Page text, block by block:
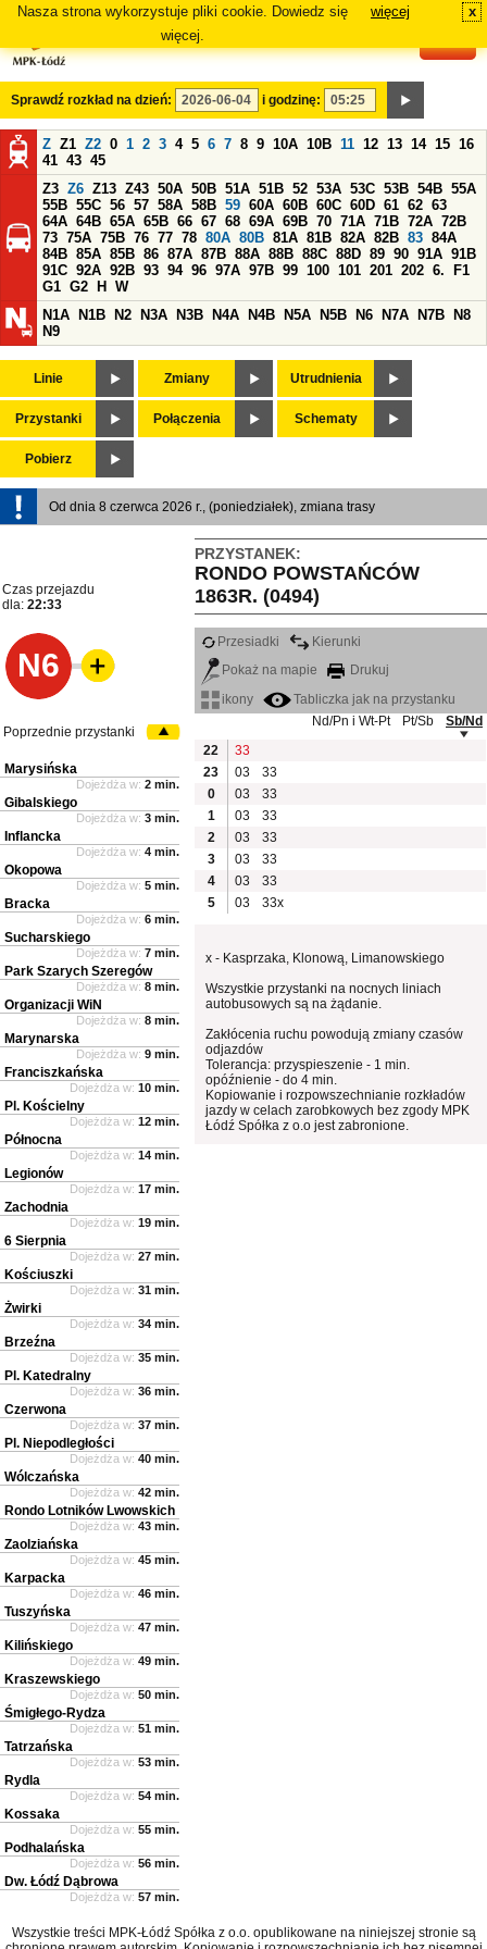
Nasza strona wykorzystuje pliki cookie. Dowiedz się
więcej.
więcej x
Sprawdź rozkład na dzień: i godzinę:
Z Z1 Z2 0 1 2 3 4 5 6 7 8 9 10A 10B 11 12 13 14 15 16
41 43 45
Z3 Z6 Z13 Z43 50A 50B 51A 51B 52 53A 53C 53B 54B 55A
55B 55C 56 57 58A 58B 59 60A 60B 60C 60D 61 62 63
64A 64B 65A 65B 66 67 68 69A 69B 70 71A 71B 72A 72B
73 75A 75B 76 77 78 80A 80B 81A 81B 82A 82B 83 84A
84B 85A 85B 86 87A 87B 88A 88B 88C 88D 89 90 91A 91B
91C 92A 92B 93 94 96 97A 97B 99 100 101 201 202 6.
F1
G1 G2 H
W
N1A
N1B N2 N3A N3B N4A N4B N5A N5B N6 N7A N7B
N8
N9
Linie Zmiany Utrudnienia
Przystanki Połączenia Schematy
Pobierz
Od dnia 8 czerwca 2026 r., (poniedziałek), zmiana trasy
PRZYSTANEK:
RONDO POWSTAŃCÓW
1863R. (0494)
Czas przejazdu
dla: 22:33
N6
Przesiadki
Kierunki
Pokaż na mapie
Drukuj
ikony
Tabliczka jak na przystanku
Nd/Pn i Wt-Pt
Pt/Sb
Sb/Nd
22
33
23
03
33
0
03
33
1
03
33
2
03
33
3
03
33
4
03
33
5
03 33x
x - Kasprzaka, Klonową, Limanowskiego
Wszystkie przystanki na nocnych liniach
autobusowych są na żądanie.
Zakłócenia ruchu powodują zmiany czasów
odjazdów
Tolerancja: przyspieszenie - 1 min.
opóźnienie - do 4 min.
Kopiowanie i rozpowszechnianie rozkładów
jazdy w celach zarobkowych bez zgody MPK
Łódź Spółka z o.o jest zabronione.
Poprzednie przystanki
Marysińska
Dojeżdża w: 2 min.
Gibalskiego
Dojeżdża w: 3 min.
Inflancka
Dojeżdża w: 4 min.
Okopowa
Dojeżdża w: 5 min.
Bracka
Dojeżdża w: 6 min.
Sucharskiego
Dojeżdża w: 7 min.
Park Szarych Szeregów
Dojeżdża w: 8 min.
Organizacji WiN
Dojeżdża w: 8 min.
Marynarska
Dojeżdża w: 9 min.
Franciszkańska
Dojeżdża w: 10 min.
Pl. Kościelny
Dojeżdża w: 12 min.
Północna
Dojeżdża w: 14 min.
Legionów
Dojeżdża w: 17 min.
Zachodnia
Dojeżdża w: 19 min.
6 Sierpnia
Dojeżdża w: 27 min.
Kościuszki
Dojeżdża w: 31 min.
Żwirki
Dojeżdża w: 34 min.
Brzeźna
Dojeżdża w: 35 min.
Pl. Katedralny
Dojeżdża w: 36 min.
Czerwona
Dojeżdża w: 37 min.
Pl. Niepodległości
Dojeżdża w: 40 min.
Wólczańska
Dojeżdża w: 42 min.
Rondo Lotników Lwowskich
Dojeżdża w: 43 min.
Zaolziańska
Dojeżdża w: 45 min.
Karpacka
Dojeżdża w: 46 min.
Tuszyńska
Dojeżdża w: 47 min.
Kilińskiego
Dojeżdża w: 49 min.
Kraszewskiego
Dojeżdża w: 50 min.
Śmigłego-Rydza
Dojeżdża w: 51 min.
Tatrzańska
Dojeżdża w: 53 min.
Rydla
Dojeżdża w: 54 min.
Kossaka
Dojeżdża w: 55 min.
Podhalańska
Dojeżdża w: 56 min.
Dw. Łódź Dąbrowa
Dojeżdża w: 57 min.
Wszystkie treści MPK-Łódź Spółka z o.o. opublikowane na niniejszej stronie są